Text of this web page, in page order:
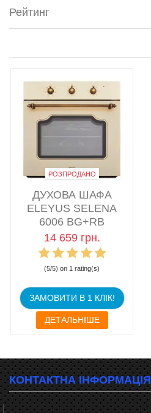
Рейтинг
РОЗПРОДАНО
ДУХОВА ШАФА
ELEYUS SELENA
6006 BG+RB
14 659 грн.
(5/5) on 1 rating(s)
ЗАМОВИТИ В 1 КЛІК!
ДЕТАЛЬНІШЕ
КОНТАКТНА ІНФОРМАЦІЯ